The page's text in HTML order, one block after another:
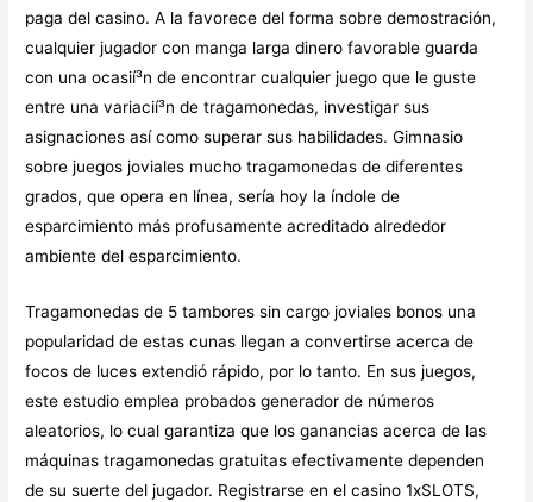
paga del casino. A la favorece del forma sobre demostración,
cualquier jugador con manga larga dinero favorable guarda
con una ocasií³n de encontrar cualquier juego que le guste
entre una variacií³n de tragamonedas, investigar sus
asignaciones así­ como superar sus habilidades. Gimnasio
sobre juegos joviales mucho tragamonedas de diferentes
grados, que opera en línea, serí­a hoy la índole de
esparcimiento más profusamente acreditado alrededor
ambiente del esparcimiento.
Tragamonedas de 5 tambores sin cargo joviales bonos una
popularidad de estas cunas llegan a convertirse acerca de
focos de luces extendió rápido, por lo tanto. En sus juegos,
este estudio emplea probados generador de números
aleatorios, lo cual garantiza que los ganancias acerca de las
máquinas tragamonedas gratuitas efectivamente dependen
de su suerte del jugador. Registrarse en el casino 1xSLOTS,